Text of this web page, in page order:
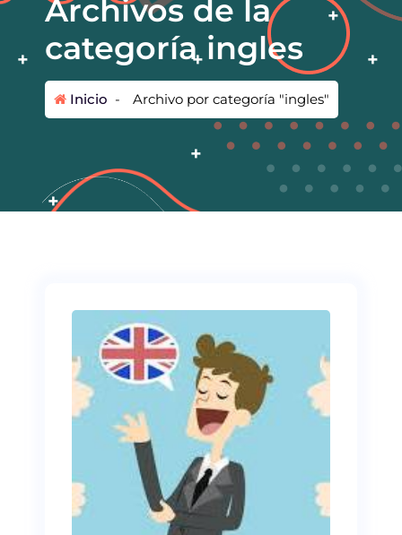
Archivos de la
categoría ingles
Inicio - Archivo por categoría "ingles"